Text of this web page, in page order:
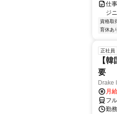
仕
ジ
資格取
育休あ
正社員
【
要
Drake
月
フ
勤